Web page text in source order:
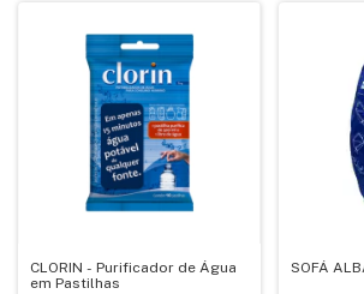
CLORIN - Purificador de Água
em Pastilhas
SOFÁ